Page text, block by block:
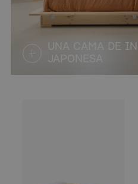
UNA CAMA DE
JAPONESA